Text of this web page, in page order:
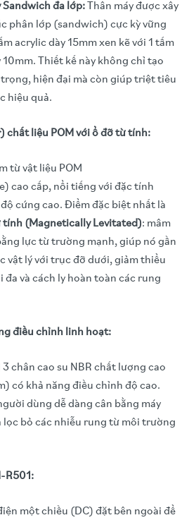
đa lớp: Thân máy được xây
phân lớp (sandwich) cực kỳ vững
acrylic dày 15mm xen kẽ với 1 tấm
10mm. Thiết kế này không chỉ tạo
trọng, hiện đại mà còn giúp triệt tiêu
hiệu quả.
chất liệu POM với ổ đỡ từ tính:
từ vật liệu POM
cao cấp, nổi tiếng với đặc tính
cứng cao. Điểm đặc biệt nhất là
tính (Magnetically Levitated): mâm
lực từ trường mạnh, giúp nó gần
vật lý với trục đỡ dưới, giảm thiểu
đa và cách ly hoàn toàn các rung
điều chỉnh linh hoạt:
chân cao su NBR chất lượng cao
có khả năng điều chỉnh độ cao.
dùng dễ dàng cân bằng máy
lọc bỏ các nhiễu rung từ môi trường
R501:
một chiều (DC) đặt bên ngoài để